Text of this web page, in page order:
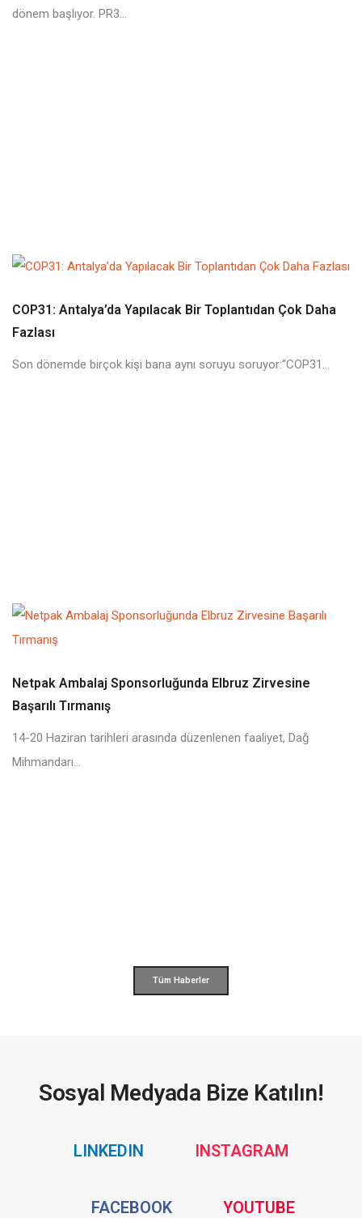
dönem başlıyor. PR3...
COP31: Antalya’da Yapılacak Bir Toplantıdan Çok Daha
Fazlası
Son dönemde birçok kişi bana aynı soruyu soruyor:“COP31...
Netpak Ambalaj Sponsorluğunda Elbruz Zirvesine
Başarılı Tırmanış
14-20 Haziran tarihleri arasında düzenlenen faaliyet, Dağ
Mihmandarı...
Tüm Haberler
Sosyal Medyada Bize Katılın!
LINKEDINSocial INSTAGRAMSocial
FACEBOOKSocial YOUTUBESocial